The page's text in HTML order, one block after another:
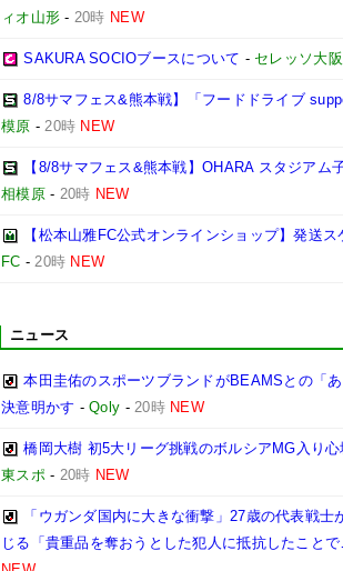
ィオ山形 - 20時 NEW
SAKURA SOCIOブースについて - セレッソ大阪
8/8サマフェス&熊本戦】「フードドライブ
模原 -20時 NEW
【8/8サマフェス&熊本戦】OHARA スタジア
相模原- 20時 NEW
【松本山雅FC公式オンラインショップ】発送
FC -20時 NEW
ニュース
本田圭佑のスポーツブランドがBEAMSとの「
決意明かす -Qoly -20時 NEW
橋岡大樹 初5大リーグ挑戦のボルシアMG入り
東スポ- 20時 NEW
「ウガンダ国内に大きな衝撃」27歳の代表戦
じる「貴重品を奪おうとした犯人に抵抗したこと